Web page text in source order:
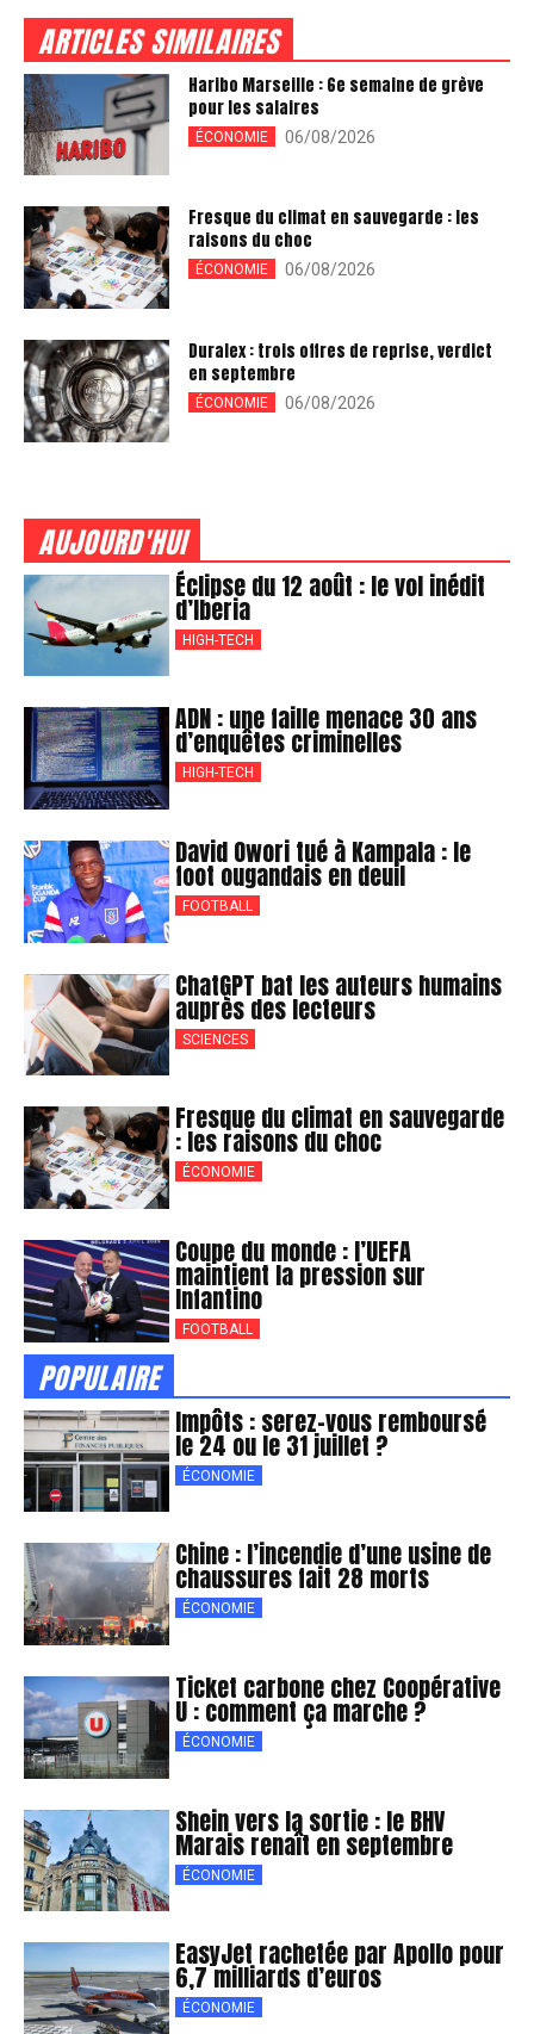
ARTICLES SIMILAIRES
Haribo Marseille : 6e semaine de grève
pour les salaires
ÉCONOMIE 06/08/2026
Fresque du climat en sauvegarde : les
raisons du choc
ÉCONOMIE 06/08/2026
Duralex : trois offres de reprise, verdict
en septembre
ÉCONOMIE 06/08/2026
AUJOURD'HUI
Éclipse du 12 août : le vol inédit
d’Iberia
HIGH-TECH
ADN : une faille menace 30 ans
d’enquêtes criminelles
HIGH-TECH
David Owori tué à Kampala : le
foot ougandais en deuil
FOOTBALL
ChatGPT bat les auteurs humains
auprès des lecteurs
SCIENCES
Fresque du climat en sauvegarde
: les raisons du choc
ÉCONOMIE
Coupe du monde : l’UEFA
maintient la pression sur
Infantino
FOOTBALL
POPULAIRE
Impôts : serez-vous remboursé
le 24 ou le 31 juillet ?
ÉCONOMIE
Chine : l’incendie d’une usine de
chaussures fait 28 morts
ÉCONOMIE
Ticket carbone chez Coopérative
U : comment ça marche ?
ÉCONOMIE
Shein vers la sortie : le BHV
Marais renaît en septembre
ÉCONOMIE
EasyJet rachetée par Apollo pour
6,7 milliards d’euros
ÉCONOMIE